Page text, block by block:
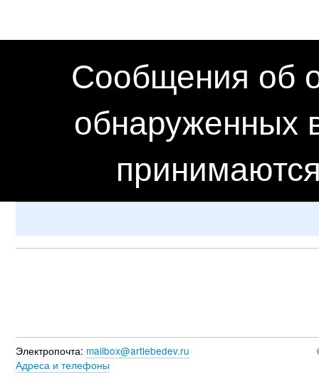
Сообщения об
обнаруженных
Электропочта: mailbox@artlebedev.ru
Адреса и телефоны